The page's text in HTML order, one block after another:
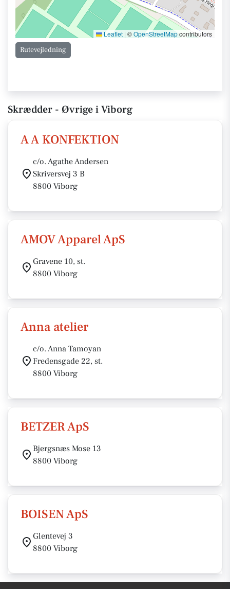
Leaflet | ©OpenStreetMapcontributors
Rutevejledning
Skrædder - Øvrige i Viborg
A A KONFEKTION
c/o. Agathe Andersen
Skriversvej 3 B
8800 Viborg
AMOV Apparel ApS
Gravene 10, st.
8800 Viborg
Anna atelier
c/o. Anna Tamoyan
Fredensgade 22, st.
8800 Viborg
BETZER ApS
Bjergsnæs Mose 13
8800 Viborg
BOISEN ApS
Glentevej 3
8800 Viborg